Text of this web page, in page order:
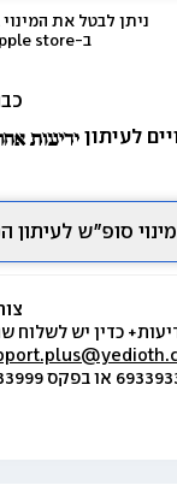
ניתן לבטל את
לעיתון
סופ״ש לעיתון
כדין יש
או בפקס 03-6933999 | ידיעות מינויים ח.פ 540181054